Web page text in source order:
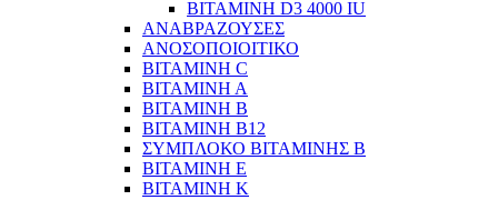
BITAMINH D3 4000 IU
ΑΝΑΒΡΑΖΟΥΣΕΣ
ΑΝΟΣΟΠΟΙΟΙΤΙΚΟ
ΒΙΤΑΜΙΝΗ C
ΒΙΤΑΜΙΝΗ Α
ΒΙΤΑΜΙΝΗ Β
ΒΙΤΑΜΙΝΗ Β12
ΣΥΜΠΛΟΚΟ ΒΙΤΑΜΙΝΗΣ Β
ΒΙΤΑΜΙΝΗ Ε
ΒΙΤΑΜΙΝΗ Κ